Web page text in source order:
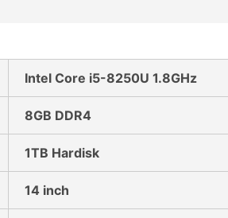
Intel Core i5-8250U 1.8GHz
8GB DDR4
1TB Hardisk
14 inch